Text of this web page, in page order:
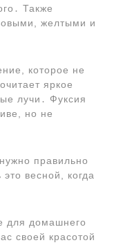
Также
желтыми и
которое не
яркое
лучи․ Фуксия
но не
правильно
весной, когда
для домашнего
своей красотой